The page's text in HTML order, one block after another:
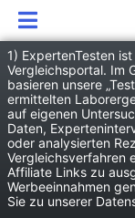
Freizeit
Balkon Gasgrill
so
1) ExpertenTesten
Vergleichsportal. Im
basieren unsere
ermittelten
auf eigenen
Daten,
oder analysierten
Vergleichsverfahren
Affiliate Links zu
Werbeeinnahmen
Sie zu unserer